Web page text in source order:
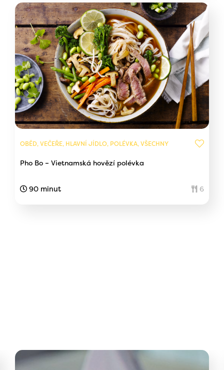
OBĚD, VEČEŘE, HLAVNÍ JÍDLO, POLÉVKA, VŠECHNY
Pho Bo – Vietnamská hovězí polévka
90 minut 6